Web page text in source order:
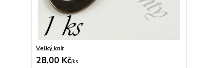
Velký knír
28,00 Kč/ks